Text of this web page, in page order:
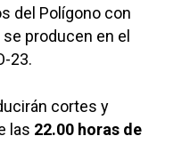
del Polígono con
producen en el
23.
cortes y
las 22.00 horas de